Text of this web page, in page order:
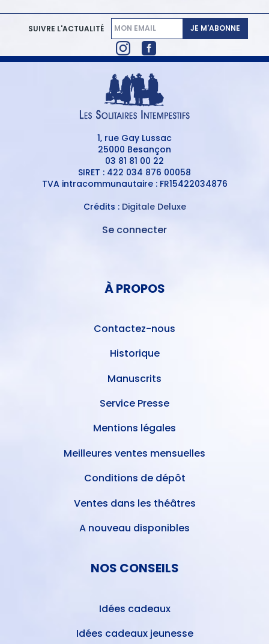
SUIVRE L'ACTUALITÉ JE M'ABONNE
1, rue Gay Lussac
25000 Besançon
03 81 81 00 22
SIRET : 422 034 876 00058
TVA intracommunautaire : FR15422034876
Crédits : Digitale Deluxe
Se connecter
À PROPOS
Contactez-nous
Historique
Manuscrits
Service Presse
Mentions légales
Meilleures ventes mensuelles
Conditions de dépôt
Ventes dans les théâtres
A nouveau disponibles
NOS CONSEILS
Idées cadeaux
Idées cadeaux jeunesse